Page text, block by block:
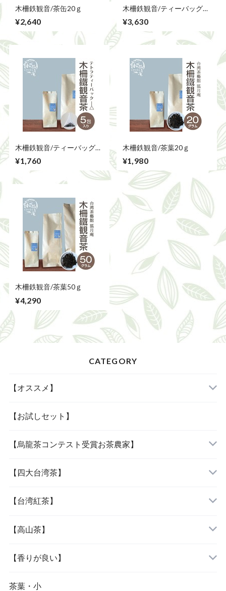
木柵鉄観音/茶缶20ｇ
¥2,640
木柵鉄観音/ティーバッグ
¥3,630
木柵鉄観音/ティーバッグ
¥1,760
木柵鉄観音/茶葉20ｇ
¥1,980
木柵鉄観音/茶葉50ｇ
¥4,290
CATEGORY
【オススメ】
「当店人気の四種」
「女性に人気の三種」
【お試しセット】
【烏龍茶コンテスト受賞お茶農家】
『阿里山烏龍茶』
『杉林溪烏龍茶』
『大禹嶺烏龍茶』
『梨山烏龍茶』
『鹿谷鄕凍頂烏龍茶』
【四大台湾茶】
『木柵鉄観音』
『文山包種茶』
『凍頂烏龍茶』
『東方美人茶』
【台湾紅茶】
『紅玉紅茶』
『蜜香紅茶』
【高山茶】
『阿里山烏龍茶』
『杉林溪烏龍茶』
【香りが良い】
『文山包種茶』
茶葉・小